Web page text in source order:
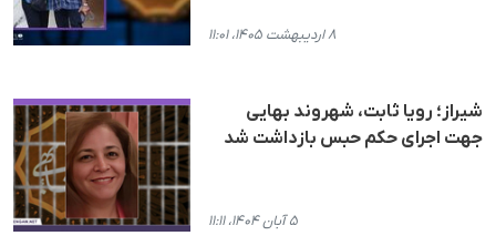
۸ اردیبهشت ۱۴۰۵، ۱۱:۰۱
شیراز؛ رویا ثابت، شهروند بهایی
جهت اجرای حکم حبس بازداشت شد
۵ آبان ۱۴۰۴، ۱۱:۱۱